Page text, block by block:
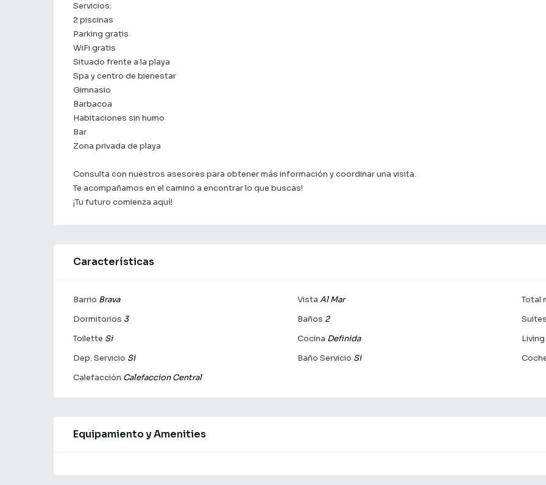
Servicios:
2 piscinas
Parking gratis
WiFi gratis
Situado frente a la playa
Spa y centro de bienestar
Gimnasio
Barbacoa
Habitaciones sin humo
Bar
Zona privada de playa
Consulta con nuestros asesores para obtener más información y coordinar una visita.
Te acompañamos en el camino a encontrar lo que buscas!
¡Tu futuro comienza aquí!
Características
Barrio Brava Vista Al Mar Total
Dormitorios 3 Baños 2 Suites
Toilette Si Cocina Definida
Dep. Servicio Si Baño Servicio Si
Calefacción Calefaccion Central
Equipamiento y Amenities